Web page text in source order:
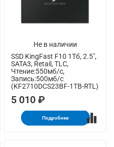
Не в наличии
SSD KingFast F10 1Тб, 2.5",
SATA3, Retail, TLC,
Чтение:550мб/с,
Запись:500мб/с
(KF2710DCS23BF-1TB-RTL)
5 010 ₽
Подробнее